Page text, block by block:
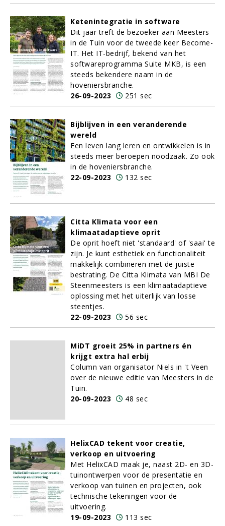
Ketenintegratie in software
Dit jaar treft de bezoeker aan Meesters
in de Tuin voor de tweede keer Become-
IT. Het IT-bedrijf, bekend van het
softwareprogramma Suite MKB, is een
steeds bekendere naam in de
hoveniersbranche.
26-09-2023
251 sec
Bijblijven in een veranderende
wereld
Een leven lang leren en ontwikkelen is in
steeds meer beroepen noodzaak. Zo ook
in de hoveniersbranche.
22-09-2023
132 sec
Citta Klimata voor een
klimaatadaptieve oprit
De oprit hoeft niet 'standaard' of 'saai' te
zijn. Je kunt esthetiek en functionaliteit
makkelijk combineren met de juiste
bestrating. De Citta Klimata van MBI De
Steenmeesters is een klimaatadaptieve
oplossing met het uiterlijk van losse
steentjes.
22-09-2023
56 sec
MiDT groeit 25% in partners én
krijgt extra hal erbij
Column van organisator Niels in 't Veen
over de nieuwe editie van Meesters in de
Tuin.
20-09-2023
48 sec
HelixCAD tekent voor creatie,
verkoop en uitvoering
Met HelixCAD maak je, naast 2D- en 3D-
tuinontwerpen voor de presentatie en
verkoop van tuinen en projecten, ook
technische tekeningen voor de
uitvoering.
19-09-2023
113 sec